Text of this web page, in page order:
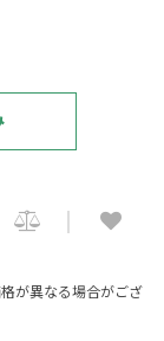
が異なる場合がござ